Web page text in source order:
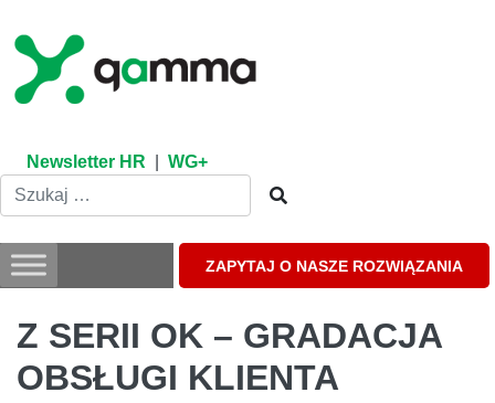
content
Newsletter HR WG+
ZAPYTAJ O NASZE ROZWIĄZANIA
Z SERII OK – GRADACJA
OBSŁUGI KLIENTA